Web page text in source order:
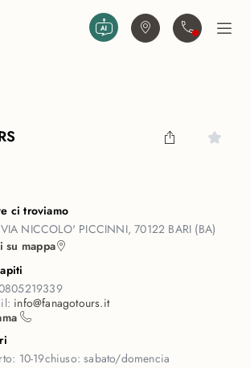
Trova agenziaContattaciApri
ci troviamo
NICCOLO' PICCINNI, 70122 BARI (BA)
su mappa
info@fanagotours.it
10-19chiuso:sabato/domencia